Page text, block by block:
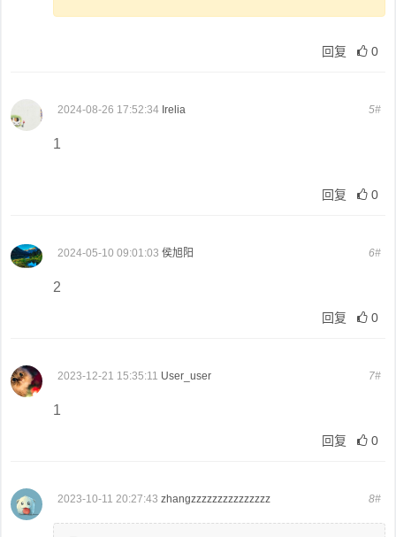
回复 0
2024-08-26 17:52:34 Irelia 5#
1
回复 0
2024-05-10 09:01:03 侯旭阳 6#
2
回复 0
2023-12-21 15:35:11 User_user 7#
1
回复 0
2023-10-11 20:27:43 zhangzzzzzzzzzzzzzzz 8#